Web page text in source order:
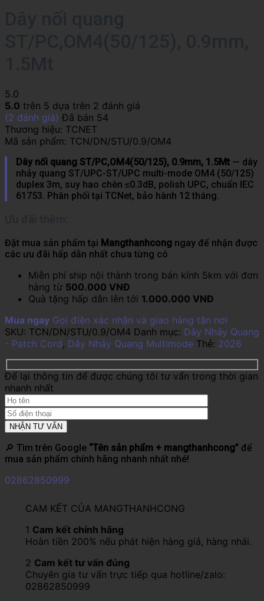
5.0
5.0 trên 5 dựa trên 2 đánh giá
(2 đánh giá) Đã bán 54
Thương hiệu: TCNET
Mã sản phẩm: TCN/DN/STU/0.9/OM4
Dây nối quang ST/PC,OM4(50/125), 0.9mm, 1.5Mt — dây
nhảy quang ST/UPC-ST/UPC multi-mode OM4 (50/125)
duplex 3m, suy hao chèn ≤0.3dB, polish UPC, chuẩn IEC
61753. Phân phối tại TCNet, bảo hành 12 tháng.
Đặt mua sản phẩm tại Mangthanhcong ngay để nhận được
các ưu đãi hấp dẫn nhất chưa từng có
Miễn phí ship nội thành trong bán kính 5km với đơn
hàng từ 500.000 VNĐ
Quà tặng hấp dẫn lên tới 1.000.000 VNĐ
Mua ngay Gọi điện xác nhận và giao hàng tận nơi
SKU: TCN/DN/STU/0.9/OM4 Danh mục: Dây Nhảy Quang
- Patch Cord, Dây Nhảy Quang Multimode Thẻ: 2026
Để lại thông tin để được chúng tôi tư vấn trong thời gian
nhanh nhất
🔎 Tìm trên Google “Tên sản phẩm + mangthanhcong” để
mua sản phẩm chính hãng nhanh nhất nhé!
02862850999
CAM KẾT CỦA MANGTHANHCONG
1 Cam kết chính hãng
Hoàn tiền 200% nếu phát hiện hàng giả, hàng nhái.
2 Cam kết tư vấn đúng
Chuyên gia tư vấn trực tiếp qua hotline/zalo:
02862850999